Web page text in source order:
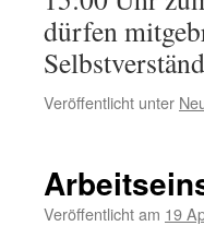
dürfen
Veröffentlicht unter
Veröffentlicht am 19